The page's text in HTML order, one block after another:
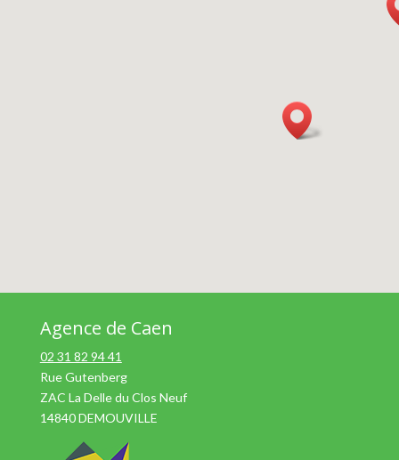
Agence de Caen
02 31 82 94 41
Rue Gutenberg
ZAC La Delle du Clos Neuf
14840 DEMOUVILLE